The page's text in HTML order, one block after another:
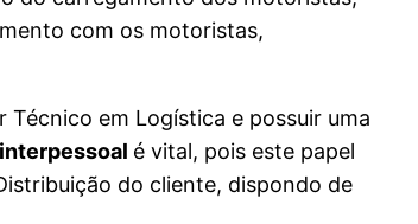
com os motoristas,
em Logística e possuir uma
interpessoal é vital, pois este papel
do cliente, dispondo de